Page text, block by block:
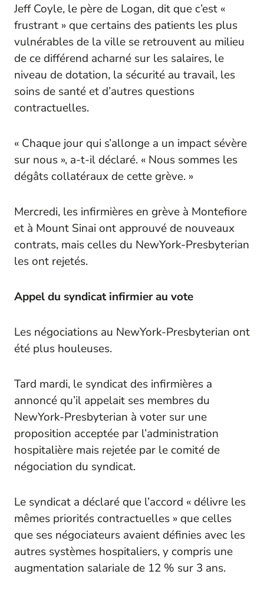
Jeff Coyle, le père de Logan, dit que c’est «
frustrant » que certains des patients les plus
vulnérables de la ville se retrouvent au milieu
de ce différend acharné sur les salaires, le
niveau de dotation, la sécurité au travail, les
soins de santé et d’autres questions
contractuelles.
« Chaque jour qui s’allonge a un impact sévère
sur nous », a-t-il déclaré. « Nous sommes les
dégâts collatéraux de cette grève. »
Mercredi, les infirmières en grève à Montefiore
et à Mount Sinai ont approuvé de nouveaux
contrats, mais celles du NewYork-Presbyterian
les ont rejetés.
Appel du syndicat infirmier au vote
Les négociations au NewYork-Presbyterian ont
été plus houleuses.
Tard mardi, le syndicat des infirmières a
annoncé qu’il appelait ses membres du
NewYork-Presbyterian à voter sur une
proposition acceptée par l’administration
hospitalière mais rejetée par le comité de
négociation du syndicat.
Le syndicat a déclaré que l’accord « délivre les
mêmes priorités contractuelles » que celles
que ses négociateurs avaient définies avec les
autres systèmes hospitaliers, y compris une
augmentation salariale de 12 % sur 3 ans.